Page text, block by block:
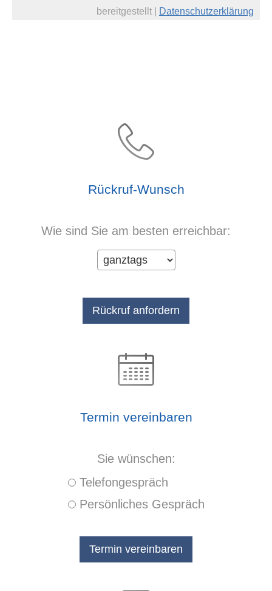
bereitgestellt |
Datenschutzerklärung
Rück­ruf-Wunsch
Wie sind Sie am besten erreichbar:
Termin ver­ein­baren
Sie wün­schen:
Tele­fon­ge­spräch
Persönliches Gespräch